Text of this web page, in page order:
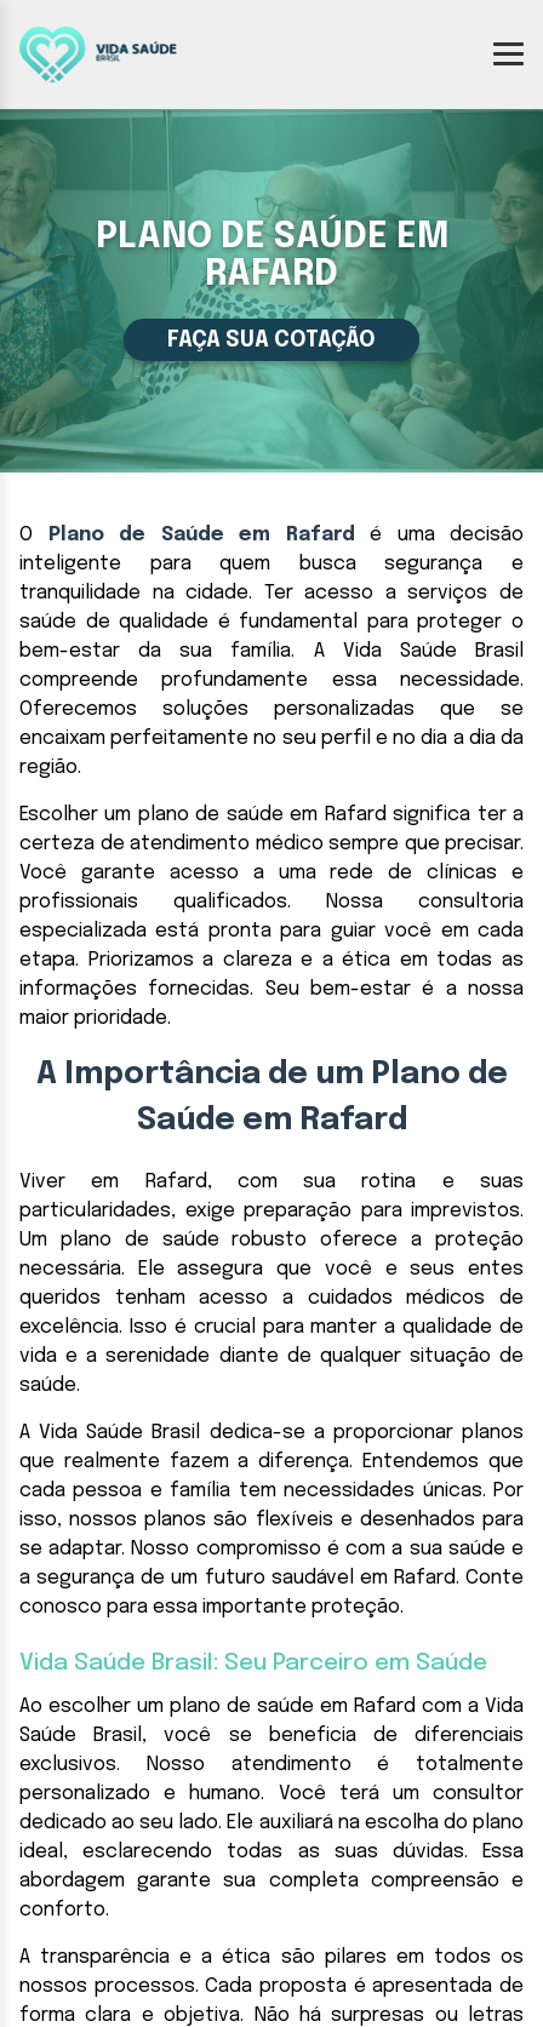
PLANO DE SAÚDE EM
RAFARD
FAÇA SUA COTAÇÃO
O Plano de Saúde em Rafard
é uma decisão
inteligente para quem busca segurança e
tranquilidade na cidade. Ter acesso a serviços de
saúde de qualidade é fundamental para proteger o
bem-estar da sua família. A Vida Saúde Brasil
compreende profundamente essa necessidade.
Oferecemos soluções personalizadas que se
encaixam perfeitamente no seu perfil e no dia a dia da
região.
Escolher um plano de saúde em Rafard significa ter a
certeza de atendimento médico sempre que precisar.
Você garante acesso a uma rede de clínicas e
profissionais qualificados. Nossa consultoria
especializada está pronta para guiar você em cada
etapa. Priorizamos a clareza e a ética em todas as
informações fornecidas. Seu bem-estar é a nossa
maior prioridade.
A Importância de um Plano de
Saúde em Rafard
Viver em Rafard, com sua rotina e suas
particularidades, exige preparação para imprevistos.
Um plano de saúde robusto oferece a proteção
necessária. Ele assegura que você e seus entes
queridos tenham acesso a cuidados médicos de
excelência. Isso é crucial para manter a qualidade de
vida e a serenidade diante de qualquer situação de
saúde.
A Vida Saúde Brasil dedica-se a proporcionar planos
que realmente fazem a diferença. Entendemos que
cada pessoa e família tem necessidades únicas. Por
isso, nossos planos são flexíveis e desenhados para
se adaptar. Nosso compromisso é com a sua saúde e
a segurança de um futuro saudável em Rafard. Conte
conosco para essa importante proteção.
Vida Saúde Brasil: Seu Parceiro em Saúde
Ao escolher um plano de saúde em Rafard com a Vida
Saúde Brasil, você se beneficia de diferenciais
exclusivos. Nosso atendimento é totalmente
personalizado e humano. Você terá um consultor
dedicado ao seu lado. Ele auxiliará na escolha do plano
ideal, esclarecendo todas as suas dúvidas. Essa
abordagem garante sua completa compreensão e
conforto.
A transparência e a ética são pilares em todos os
nossos processos. Cada proposta é apresentada de
forma clara e objetiva. Não há surpresas ou letras